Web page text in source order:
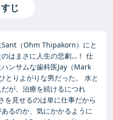
じ
（Ohm Thipakorn）にと
はまさに人生の悲劇…！ 仕
ンサムな歯科医Jay（Mark
とりよがりな男だった。 水と
が、治療を続けるにつれ
を見せるのは単に仕事だから
るのか、気にかかるように